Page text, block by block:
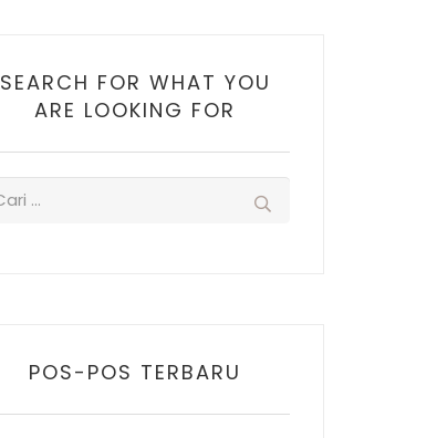
SEARCH FOR WHAT YOU
ARE LOOKING FOR
POS-POS TERBARU